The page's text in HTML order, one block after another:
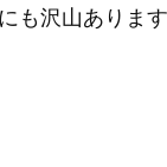
も沢山ありま